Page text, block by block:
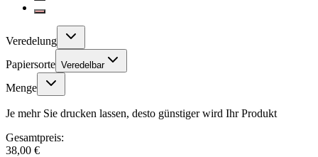
Veredelung
Papiersorte Veredelbar
Menge
Je mehr Sie drucken lassen, desto günstiger wird Ihr Produkt
Gesamtpreis:
38,00 €